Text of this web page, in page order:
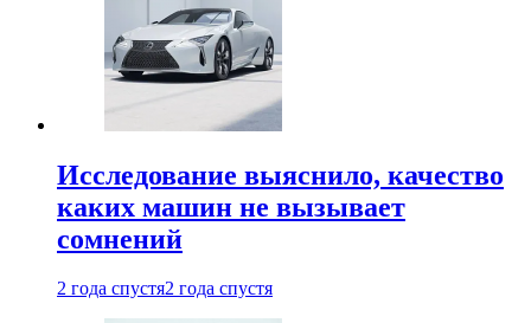
Исследование выяснило, качество
каких машин не вызывает
сомнений
2 года спустя2 года спустя